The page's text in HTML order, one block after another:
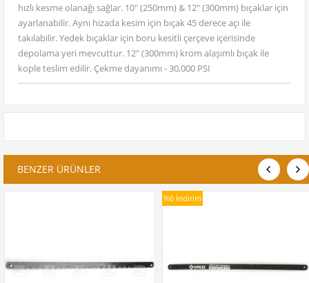
hızlı kesme olanağı sağlar. 10" (250mm) & 12" (300mm) bıçaklar için
ayarlanabilir. Aynı hizada kesim için bıçak 45 derece açı ile
takılabilir. Yedek bıçaklar için boru kesitli çerçeve içerisinde
depolama yeri mevcuttur. 12" (300mm) krom alaşımlı bıçak ile
kople teslim edilir. Çekme dayanımı - 30,000 PSI
BENZER ÜRÜNLER
%6 İndirim